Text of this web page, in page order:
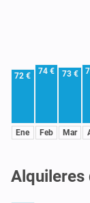
72 €
Ene
74 €
Feb
73 €
Mar
Alquileres